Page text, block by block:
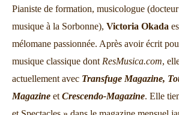
Pianiste de formation, musicologue
musique à la Sorbonne), Victoria Okada
mélomane passionnée. Après avoir écrit
musique classique dont ResMusica.com,
actuellement avec Transfuge Magazine,
Magazine et Crescendo-Magazine. Elle